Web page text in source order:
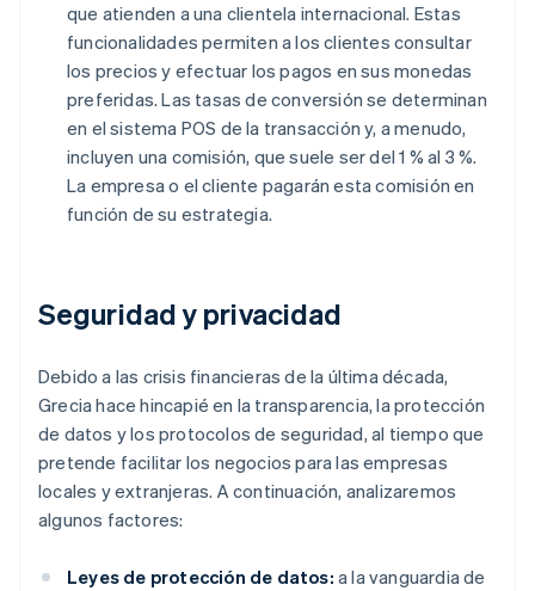
que atienden a una clientela internacional. Estas
funcionalidades permiten a los clientes consultar
los precios y efectuar los pagos en sus monedas
preferidas. Las tasas de conversión se determinan
en el sistema POS de la transacción y, a menudo,
incluyen una comisión, que suele ser del 1 % al 3 %.
La empresa o el cliente pagarán esta comisión en
función de su estrategia.
Seguridad y privacidad
Debido a las crisis financieras de la última década,
Grecia hace hincapié en la transparencia, la protección
de datos y los protocolos de seguridad, al tiempo que
pretende facilitar los negocios para las empresas
locales y extranjeras. A continuación, analizaremos
algunos factores:
Leyes de protección de datos: a la vanguardia de